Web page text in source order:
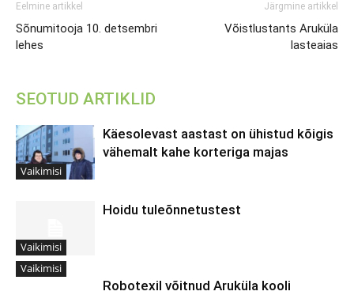
Eelmine artikkel
Sõnumitooja 10. detsembri
lehes
Järgmine artikkel
Võistlustants Aruküla
lasteaias
SEOTUD ARTIKLID
Vaikimisi
Käesolevast aastast on ühistud kõigis
vähemalt kahe korteriga majas
Vaikimisi
Hoidu tuleõnnetustest
Vaikimisi
Robotexil võitnud Aruküla kooli